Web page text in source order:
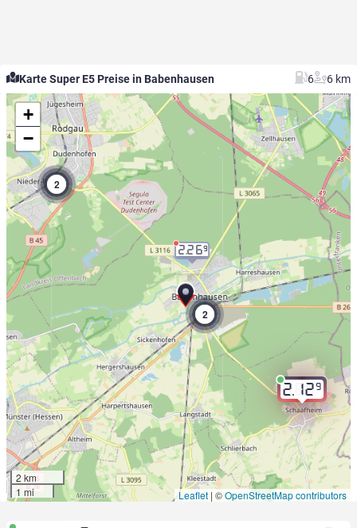
Karte Super E5 Preise in Babenhausen 6 6 km
2.129
2
2.269
2
+
−
2 km
1 mi
Leaflet | ©OpenStreetMap contributors